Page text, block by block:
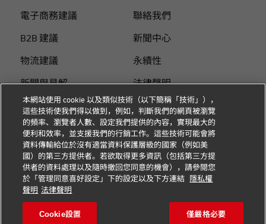
電子商務建議
B2B 建議
物流建議
新聞與見解
使用DHL 寄件
個人付費指南
聯絡我們
新聞中心
永續性
法律聲明
使用條款
隱私
Cookie 设置
關注我們
本網站使用 cookie 以及類似技術（以下簡稱「技術」），
這些技術使我們得以做到，例如，判斷我們的網頁被瀏覽
的頻率、瀏覽者人數、設定我們提供的內容，實現最大的
便利和效率，並支援我們的行銷工作。這些技術可能會將
資料傳輸給位於沒有適當資料保護層級的國家（例如美
國）的第三方提供者。若欲取得更多資訊（包括第三方提
供者的資料處理以及隨時撤回您同意的機會），請參閱您
於「管理同意喜好設定」下的設定以及下方連結
隱私權
聲明 法律聲明
Cookie設置 僅嚴格必要